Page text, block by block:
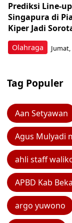
Olahraga
Prediksi Line-
Singapura di
Kiper Jadi
Jumat,
Tag Populer
Aan Setyawan
Agus Mulyadi
ahli staff
APBD Kab
argo yuwono